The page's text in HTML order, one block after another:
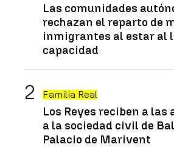
Las comunidades
rechazan el reparto de
inmigrantes al estar al
capacidad
Familia Real
Los Reyes reciben a las
a la sociedad civil de
Palacio de Marivent